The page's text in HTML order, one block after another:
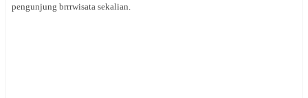
pengunjung brrrwisata sekalian.